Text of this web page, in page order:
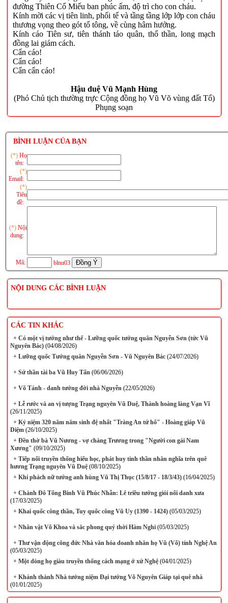
đường Thiên Cổ Miếu ban phúc ấm, độ trì cho con cháu.
Kính mời các vị tiên linh, phối tế và tầng tầng lớp lớp con cháu
thương vọng theo gót tổ tông, về cùng hâm hưởng.
Kính cáo Tiên sư, tiên thánh táo quân, thổ thần, long mạch
đồng lai giám cách.
Cẩn cáo!
Cẩn cáo!
Cẩn cẩn cáo!
Hậu duệ Vũ Mạnh Hùng
(Phó Chủ tịch thường trực Cộng đồng họ Vũ Võ vùng đất Tổ)
Phụng soạn
BÌNH LUẬN CỦA BẠN
(*) Họ
tên:
(*)
Email:
(*)
Tiêu
đề:
(*) Nội
dung:
Mã: blnu03
NỘI DUNG CÁC BÌNH LUẬN
CÁC TIN KHÁC
+Có một vị tướng như thế - Lưỡng quốc tướng quân Nguyễn Sơn (tức Vũ
Nguyên Bác)(04/08/2026)
+Lưỡng quốc Tướng quân Nguyễn Sơn - Vũ Nguyên Bác(24/07/2026)
+Sứ thần tài ba Vũ Huy Tấn(06/06/2026)
+Võ Tánh - danh tướng đời nhà Nguyễn(22/05/2026)
+Lễ rước và an vị tượng Trạng nguyên Vũ Duệ, Thành hoàng làng Vạn Vĩ
(26/11/2025)
+Kỷ niệm 320 năm năm sinh đệ nhất "Tràng An tứ hổ" - Hoàng giáp Vũ
Diệm(26/10/2025)
+Đền thờ bà Vũ Nương - vợ chàng Trương trong "Người con gái Nam
Xương" (09/10/2025)
+Tiếp nối truyền thống hiếu học, phát huy tinh thần nhân nghĩa trên quê
hương Trạng nguyên Vũ Duệ(08/10/2025)
+Khí phách nữ tướng anh hùng Vũ Thị Thục (15/8/17 - 18/3/43)(16/04/2025)
+Chánh Đô Tổng Binh Vũ Phúc Nhẫn: Lê triều tướng giỏi nổi danh xưa
(17/03/2025)
+Khai quốc công thần, Tuy quốc công Vũ Uy (1390 - 1424)(05/03/2025)
+Nhân vật Võ Khoa và sắc phong quý thời Hàm Nghi(05/03/2025)
+Thư vận động công đức Nhà văn hóa doanh nhân họ Vũ (Võ) tỉnh Nghệ An
(05/03/2025)
+Một dòng họ giàu truyền thống cách mạng ở xứ Nghệ(04/01/2025)
+Khánh thành Nhà tưởng niệm Đại tướng Võ Nguyên Giáp tại quê nhà
(01/01/2025)